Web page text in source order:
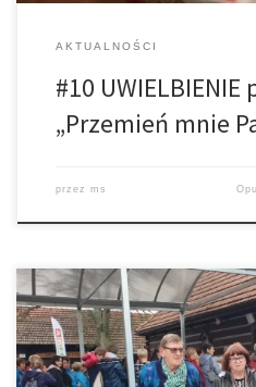
AKTUALNOŚCI
#10 UWIELBIENIE
„Przemień mnie
przez ms
We wrześniu br. w różnych
liczne spotkania Grup i